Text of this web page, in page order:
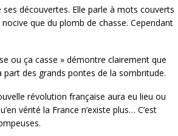
découvertes. Elle parle à mots couverts
que du plomb de chasse. Cependant
ou ça casse » démontre clairement que
des grands pontes de la sombritude.
révolution française aura eu lieu ou
vérité la France n’existe plus… C’est